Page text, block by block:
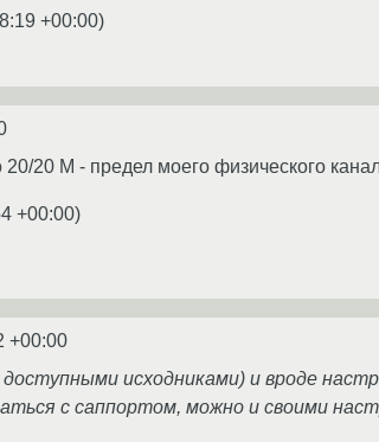
+00:00)
20 М - предел моего физического
+00:00)
+00:00
исходниками) и вроде
с саппортом, можно и своими